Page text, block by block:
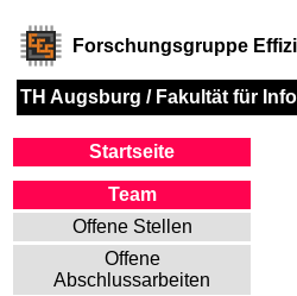
Forschungsgruppe
TH Augsburg / Fakultät für
Startseite
Team
Offene Stellen
Offene
Abschlussarbeiten